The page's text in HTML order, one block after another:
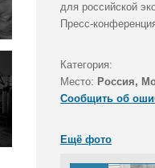
для российской
Пресс-
Категория:
Место: Россия,
Сообщить об
Ещё фото